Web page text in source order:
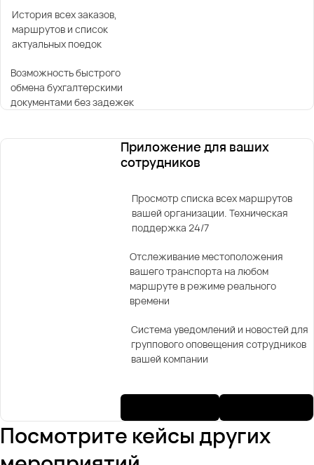
История всех заказов,
маршрутов и список
актуальных поедок
Возможность быстрого
обмена бухгалтерскими
документами без задежек
Приложение для ваших
сотрудников
Просмотр списка всех маршрутов
вашей организации. Техническая
поддержка 24/7
Отслеживание местоположения
вашего транспорта на любом
маршруте в режиме реального
времени
Система уведомлений и новостей для
группового оповещения сотрудников
вашей компании
Посмотрите кейсы других